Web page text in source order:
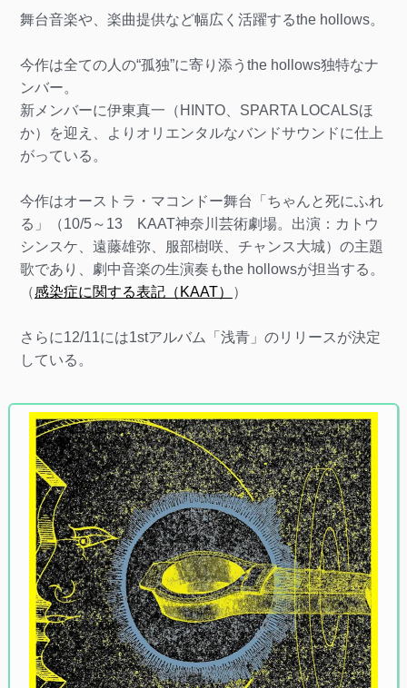
舞台音楽や、楽曲提供など幅広く活躍するthe hollows。
今作は全ての人の“孤独”に寄り添うthe hollows独特なナ
ンバー。
新メンバーに伊東真一（HINTO、SPARTA LOCALSほ
か）を迎え、よりオリエンタルなバンドサウンドに仕上
がっている。
今作はオーストラ・マコンドー舞台「ちゃんと死にふれ
る」（10/5～13 KAAT神奈川芸術劇場。出演：カトウ
シンスケ、遠藤雄弥、服部樹咲、チャンス大城）の主題
歌であり、劇中音楽の生演奏もthe hollowsが担当する。
（感染症に関する表記（KAAT） ）
さらに12/11には1stアルバム「浅青」のリリースが決定
している。